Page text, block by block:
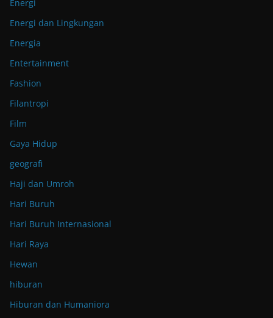
Energi
Energi dan Lingkungan
Energia
Entertainment
Fashion
Filantropi
Film
Gaya Hidup
geografi
Haji dan Umroh
Hari Buruh
Hari Buruh Internasional
Hari Raya
Hewan
hiburan
Hiburan dan Humaniora